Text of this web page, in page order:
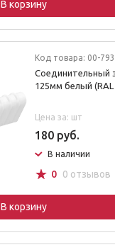
В корзину
Код товара: 00-
Соединительный
125мм белый (RAL
Цена за: шт
180 руб.
В наличии
☆ 0 0 отзывов
В корзину